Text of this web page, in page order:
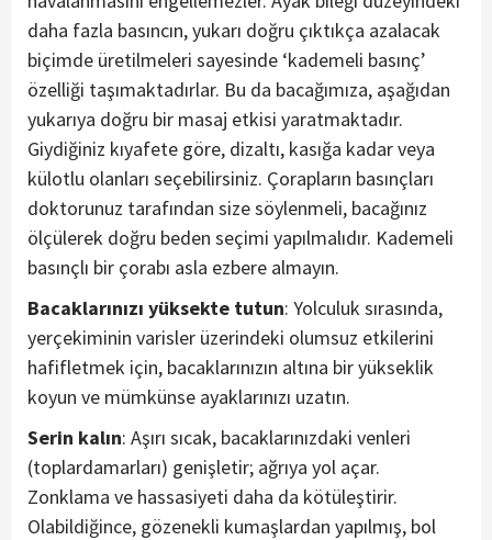
daha fazla basıncın, yukarı doğru çıktıkça azalacak
biçimde üretilmeleri sayesinde ‘kademeli basınç’
özelliği taşımaktadırlar. Bu da bacağımıza, aşağıdan
yukarıya doğru bir masaj etkisi yaratmaktadır.
Giydiğiniz kıyafete göre, dizaltı, kasığa kadar veya
külotlu olanları seçebilirsiniz. Çorapların basınçları
doktorunuz tarafından size söylenmeli, bacağınız
ölçülerek doğru beden seçimi yapılmalıdır. Kademeli
basınçlı bir çorabı asla ezbere almayın.
Bacaklarınızı yüksekte tutun: Yolculuk sırasında,
yerçekiminin varisler üzerindeki olumsuz etkilerini
hafifletmek için, bacaklarınızın altına bir yükseklik
koyun ve mümkünse ayaklarınızı uzatın.
Serin kalın: Aşırı sıcak, bacaklarınızdaki venleri
(toplardamarları) genişletir; ağrıya yol açar.
Zonklama ve hassasiyeti daha da kötüleştirir.
Olabildiğince, gözenekli kumaşlardan yapılmış, bol